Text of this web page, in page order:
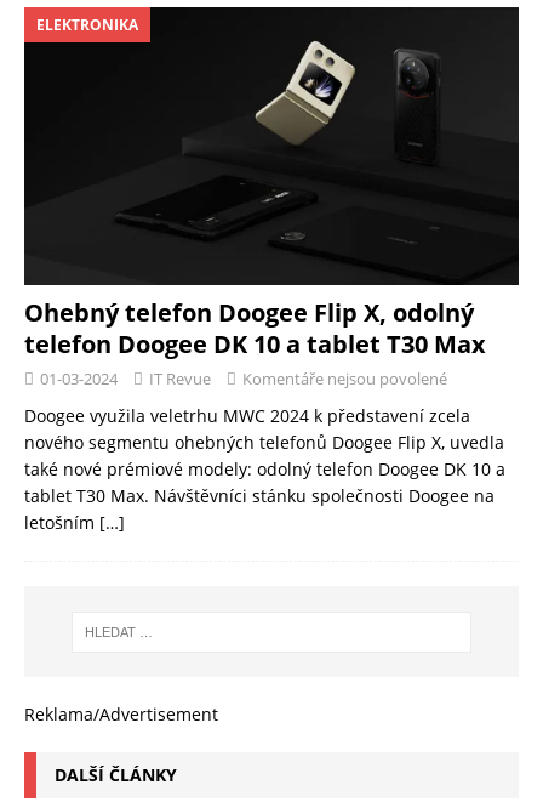
ELEKTRONIKA
Ohebný telefon Doogee Flip X, odolný
telefon Doogee DK 10 a tablet T30 Max
01-03-2024 IT Revue Komentáře nejsou povolené
Doogee využila veletrhu MWC 2024 k představení zcela
nového segmentu ohebných telefonů Doogee Flip X, uvedla
také nové prémiové modely: odolný telefon Doogee DK 10 a
tablet T30 Max. Návštěvníci stánku společnosti Doogee na
letošním […]
Reklama/Advertisement
DALŠÍ ČLÁNKY